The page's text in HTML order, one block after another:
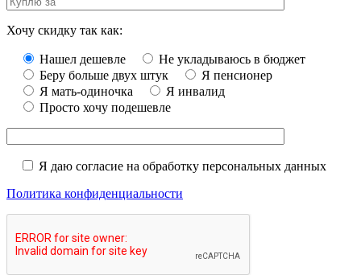
Хочу скидку так как:
Нашел дешевле
Не укладываюсь в бюджет
Беру больше двух штук
Я пенсионер
Я мать-одиночка
Я инвалид
Просто хочу подешевле
Я даю согласие на обработку персональных данных
Политика конфиденциальности